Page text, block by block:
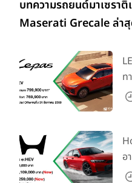
บทความรถยนต์มาเซราติ
Maserati Grecale ล่า
ท
อ